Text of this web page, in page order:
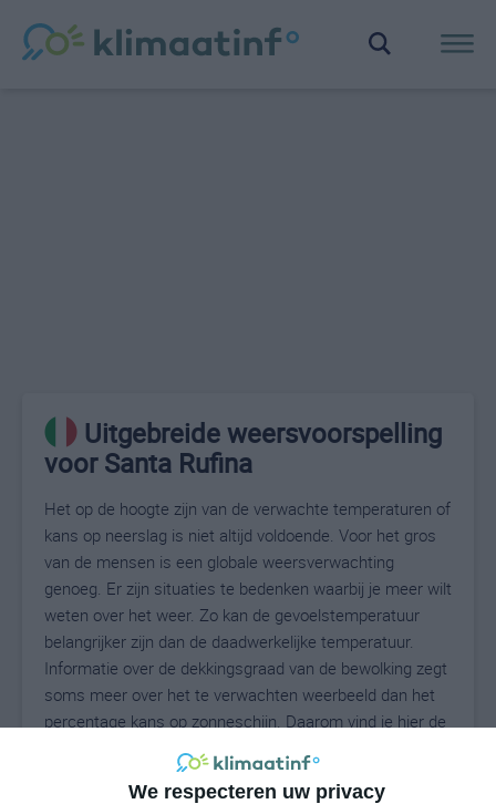
We respecteren uw privacy
Uitgebreide weersvoorspelling
voor Santa Rufina
Het op de hoogte zijn van de verwachte temperaturen of
kans op neerslag is niet altijd voldoende. Voor het gros
van de mensen is een globale weersverwachting
genoeg. Er zijn situaties te bedenken waarbij je meer wilt
weten over het weer. Zo kan de gevoelstemperatuur
belangrijker zijn dan de daadwerkelijke temperatuur.
Informatie over de dekkingsgraad van de bewolking zegt
soms meer over het te verwachten weerbeeld dan het
percentage kans op zonneschijn. Daarom vind je hier de
uitgebreide weersvoorspelling voor Santa Rufina.